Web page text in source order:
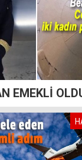
EMEKLİ